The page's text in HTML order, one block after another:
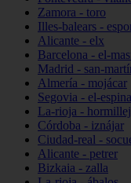
Zamora - toro
Illes-balears -
Alicante - elx
Barcelona - el-
Madrid - san-
Almería - mojácar
Segovia - el-
La-rioja -
Córdoba - iznájar
Ciudad-real -
Alicante - petrer
Bizkaia - zalla